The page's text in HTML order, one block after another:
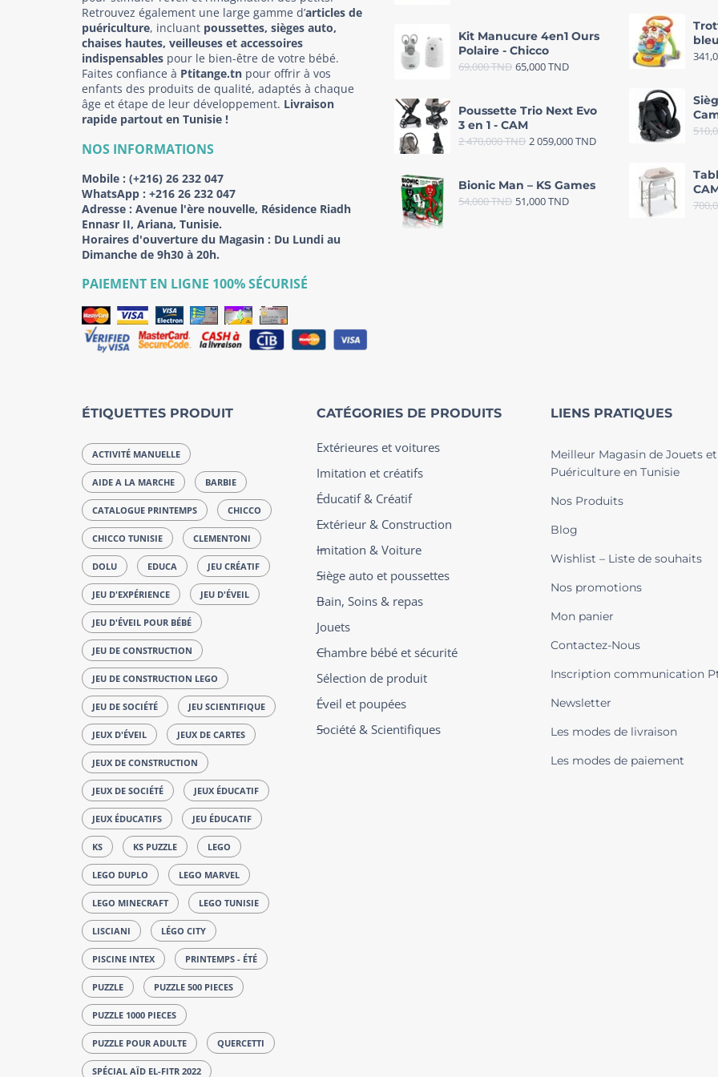
Retrouvez également une large gamme d’articles de
puériculture, incluant poussettes, sièges auto,
chaises hautes, veilleuses et accessoires
indispensables pour le bien-être de votre bébé.
Faites confiance à Ptitange.tn pour offrir à vos
enfants des produits de qualité, adaptés à chaque
âge et étape de leur développement. Livraison
rapide partout en Tunisie !
NOS INFORMATIONS
Mobile : (+216) 26 232 047
WhatsApp : +216 26 232 047
Adresse : Avenue l'ère nouvelle, Résidence Riadh
Ennasr II, Ariana, Tunisie.
Horaires d'ouverture du Magasin : Du Lundi au
Dimanche de 9h30 à 20h.
PAIEMENT EN LIGNE 100% SÉCURISÉ
Kit Manucure 4en1 Ours
Polaire - Chicco
69,000TND 65,000TND
Poussette Trio Next Evo
3 en 1 - CAM
2 470,000TND 2 059,000TND
Bionic Man – KS Games
54,000TND 51,000TND
ÉTIQUETTES PRODUIT
ACTIVITÉ MANUELLE
AIDE A LA MARCHE BARBIE
CATALOGUE PRINTEMPS CHICCO
CHICCO TUNISIE CLEMENTONI
DOLU EDUCA JEU CRÉATIF
JEU D'EXPÉRIENCE JEU D'ÉVEIL
JEU D'ÉVEIL POUR BÉBÉ
JEU DE CONSTRUCTION
JEU DE CONSTRUCTION LEGO
JEU DE SOCIÉTÉ JEU SCIENTIFIQUE
JEUX D'ÉVEIL JEUX DE CARTES
JEUX DE CONSTRUCTION
JEUX DE SOCIÉTÉ JEUX ÉDUCATIF
JEUX ÉDUCATIFS JEU ÉDUCATIF
KS KS PUZZLE LEGO
LEGO DUPLO LEGO MARVEL
LEGO MINECRAFT LEGO TUNISIE
LISCIANI LÉGO CITY
PISCINE INTEX PRINTEMPS - ÉTÉ
PUZZLE PUZZLE 500 PIECES
PUZZLE 1000 PIECES
PUZZLE POUR ADULTE QUERCETTI
SPÉCIAL AÏD EL-FITR 2022
CATÉGORIES DE PRODUITS
Extérieures et voitures
Imitation et créatifs
Éducatif & Créatif
Extérieur & Construction
Imitation & Voiture
Siège auto et poussettes
Bain, Soins & repas
Jouets
Chambre bébé et sécurité
Sélection de produit
Éveil et poupées
Société & Scientifiques
LIENS PRATIQUES
Meilleur Magasin de Jouets et
Puériculture en Tunisie
Nos Produits
Blog
Wishlist – Liste de souhaits
Nos promotions
Mon panier
Contactez-Nous
Inscription communication
Newsletter
Les modes de livraison
Les modes de paiement